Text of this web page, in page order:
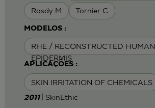
Rosdy M Tornier C
MODELOS :
RHE / RECONSTRUCTED HUMAN
EPIDERMIS
APLICAÇÕES :
SKIN IRRITATION OF CHEMICALS
2011 | SkinEthic